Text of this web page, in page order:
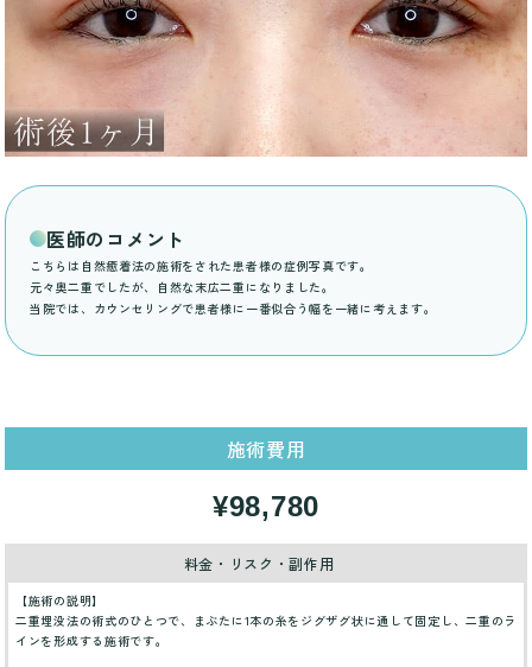
医師のコメント
こちらは自然癒着法の施術をされた患者様の症例写真です。
元々奥二重でしたが、自然な末広二重になりました。
当院では、カウンセリングで患者様に一番似合う幅を一緒に考えます。
施術費用
¥98,780
料金・リスク・副作用
【施術の説明】
二重埋没法の術式のひとつで、まぶたに1本の糸をジグザグ状に通して固定し、二重のラ
インを形成する施術です。